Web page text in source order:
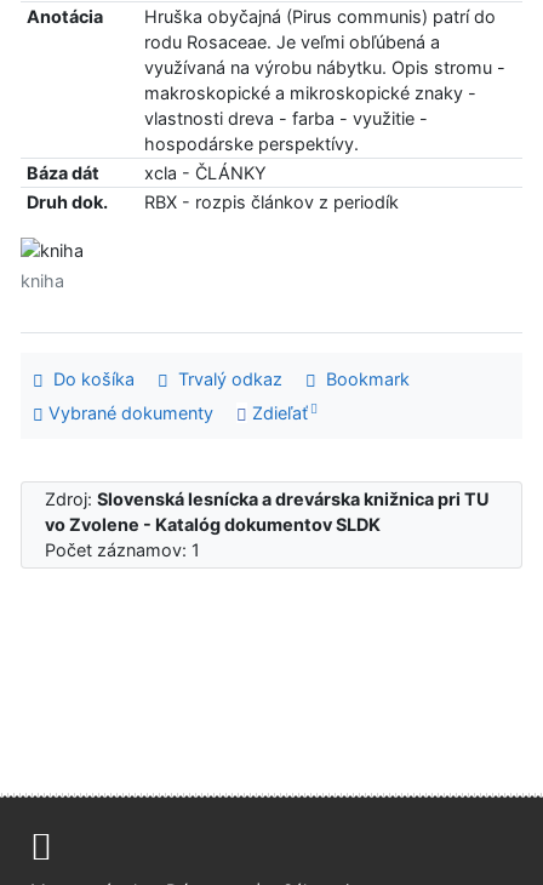
Anotácia
Hruška obyčajná (Pirus communis) patrí do
rodu Rosaceae. Je veľmi obľúbená a
využívaná na výrobu nábytku. Opis stromu -
makroskopické a mikroskopické znaky -
vlastnosti dreva - farba - využitie -
hospodárske perspektívy.
Báza dát
xcla - ČLÁNKY
Druh dok.
RBX - rozpis článkov z periodík
kniha
Do košíka Trvalý odkaz
Bookmark
Vybrané dokumenty
Zdieľať
Zdroj:Slovenská lesnícka a drevárska knižnica pri TU
vo Zvolene - Katalóg dokumentov SLDK
Počet záznamov: 1